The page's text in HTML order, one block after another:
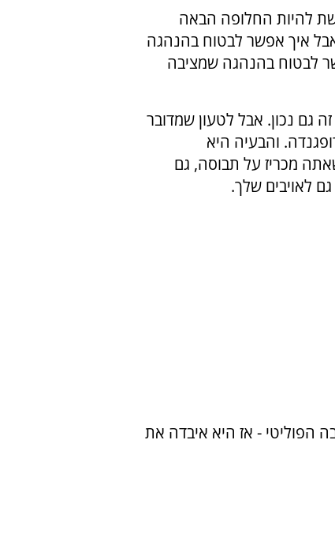
להיות החלופה הבאה
איך אפשר לבטוח בהנהגה
לבטוח בהנהגה שמציבה
גם נכון. אבל לטעון שמדובר
והבעיה היא
מכריז על תבוסה, גם
לאויבים שלך.
הפוליטי - אז היא איבדה את